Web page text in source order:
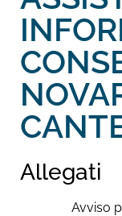
Allegati
Avviso